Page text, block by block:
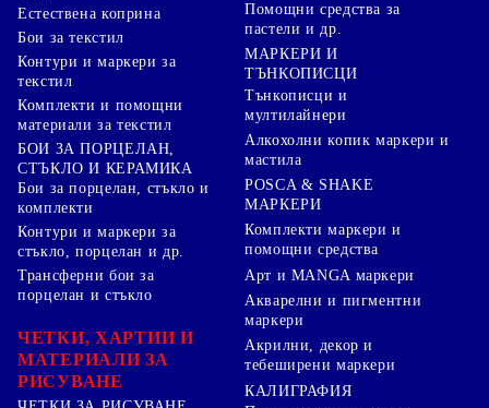
Естествена коприна
Бои за текстил
Контури и маркери за
текстил
Комплекти и помощни
материали за текстил
БОИ ЗА ПОРЦЕЛАН,
СТЪКЛО И КЕРАМИКА
Бои за порцелан, стъкло и
комплекти
Контури и маркери за
стъкло, порцелан и др.
Трансферни бои за
порцелан и стъкло
ЧЕТКИ, ХАРТИИ И
МАТЕРИАЛИ ЗА
РИСУВАНЕ
Помощни средства за
пастели и др.
МАРКЕРИ И
ТЪНКОПИСЦИ
Тънкописци и
мултилайнери
Алкохолни копик маркери и
мастила
POSCA & SHAKE
МАРКЕРИ
Комплекти маркери и
помощни средства
Арт и MANGA маркери
Акварелни и пигментни
маркери
Акрилни, декор и
тебеширени маркери
КАЛИГРАФИЯ